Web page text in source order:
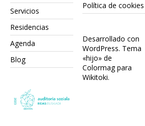
Servicios
Residencias
Agenda
Blog
Política de cookies
Desarrollado con
WordPress. Tema
«hijo» de
Colormag para
Wikitoki.